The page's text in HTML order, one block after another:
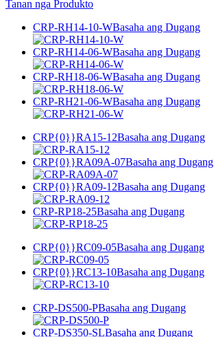
Tanan nga Produkto
CRP-RH14-10-WBasaha ang Dugang
CRP-RH14-06-WBasaha ang Dugang
CRP-RH18-06-WBasaha ang Dugang
CRP-RH21-06-WBasaha ang Dugang
CRP{0}}RA15-12Basaha ang Dugang
CRP{0}}RA09A-07Basaha ang Dugang
CRP{0}}RA09-12Basaha ang Dugang
CRP-RP18-25Basaha ang Dugang
CRP{0}}RC09-05Basaha ang Dugang
CRP{0}}RC13-10Basaha ang Dugang
CRP-DS500-PBasaha ang Dugang
CRP-DS350-SLBasaha ang Dugang